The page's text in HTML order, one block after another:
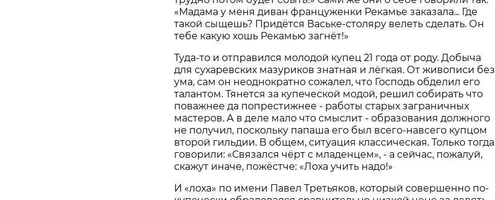
«Мадама у меня диван француженки Рекамье заказала... Где
такой сыщешь? Придётся Ваське-столяру велеть сделать. Он
тебе какую хошь Рекамью загнёт!»
Туда-то и отправился молодой купец 21 года от роду. Добыча
для сухаревских мазуриков знатная и лёгкая. От живописи без
ума, сам он неоднократно сожалел, что Господь обделил его
талантом. Тянется за купеческой модой, решил собирать что
поважнее да попрестижнее - работы старых заграничных
мастеров. А в деле мало что смыслит - образования должного
не получил, поскольку папаша его был всего-навсего купцом
второй гильдии. В общем, ситуация классическая. Только тогда
говорили: «Связался чёрт с младенцем», - а сейчас, пожалуй,
скажут иначе, пожёстче: «Лоха учить надо!»
И «лоха» по имени Павел Третьяков, который совершенно по-